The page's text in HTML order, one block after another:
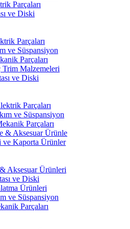
Parçaları
ve Diski
Parçaları
ve Süspansiyon
Parçaları
Trim Malzemeleri
ve Diski
Parçaları
ve Süspansiyon
Parçaları
& Aksesuar Ürünle
ve Kaporta Ürünler
Aksesuar Ürünleri
ve Diski
Ürünleri
ve Süspansiyon
Parçaları